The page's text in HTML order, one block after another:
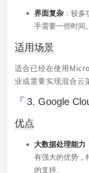
界面复杂 ：较
手需要一些时间。
适用场景
适合已经在使用
业或需要实现混合云
3. Google
优点
大数据处理能力
有强大的优势，
的支持。